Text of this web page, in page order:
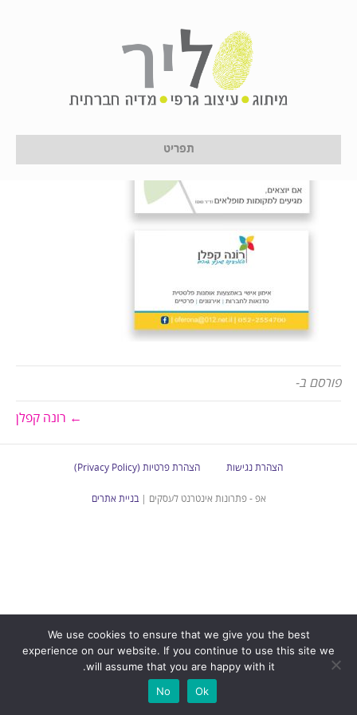
תפריט
16 בינואר 2017
פורסם ב-
← רונה קפלן
הצהרת נגישות הצהרת פרטיות (Privacy Policy)
אפ - פתרונות אינטרנט לעסקים |בניית אתרים
We use cookies to ensure that we give you the best
experience on our website. If you continue to use this site we
will assume that you are happy with it.
Ok
No